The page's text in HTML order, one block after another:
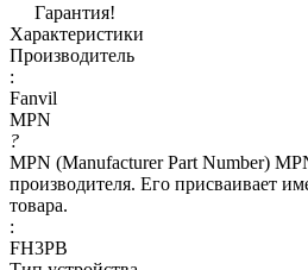
Гарантия!
Характеристики
Производитель
:
Fanvil
MPN
?
MPN (Manufacturer Part Number)
производителя. Его присваивает
товара.
:
FH3PB